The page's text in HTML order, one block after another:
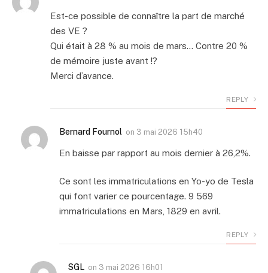
Est-ce possible de connaître la part de marché
des VE ?
Qui était à 28 % au mois de mars… Contre 20 %
de mémoire juste avant !?
Merci d’avance.
REPLY
Bernard Fournol on 3 mai 2026 15h40
En baisse par rapport au mois dernier à 26,2%.
Ce sont les immatriculations en Yo-yo de Tesla
qui font varier ce pourcentage. 9 569
immatriculations en Mars, 1829 en avril.
REPLY
SGL on 3 mai 2026 16h01